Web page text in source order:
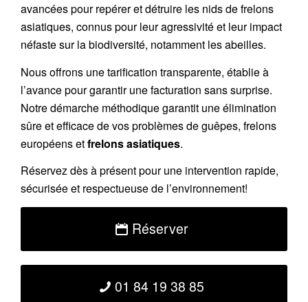
avancées pour repérer et détruire les nids defrelons
asiatiques, connus pour leur agressivité et leur impact
néfaste sur la biodiversité, notamment les abeilles.
Nous offrons unetarification transparente, établie à
l’avance pour garantir une facturation sans surprise.
Notre démarche méthodique garantit une élimination
sûre et efficace de vos problèmes de guêpes, frelons
européens etfrelons asiatiques.
Réservezdès à présent pour une intervention rapide,
sécurisée et respectueuse de l’environnement!
Réserver
01 84 19 38 85